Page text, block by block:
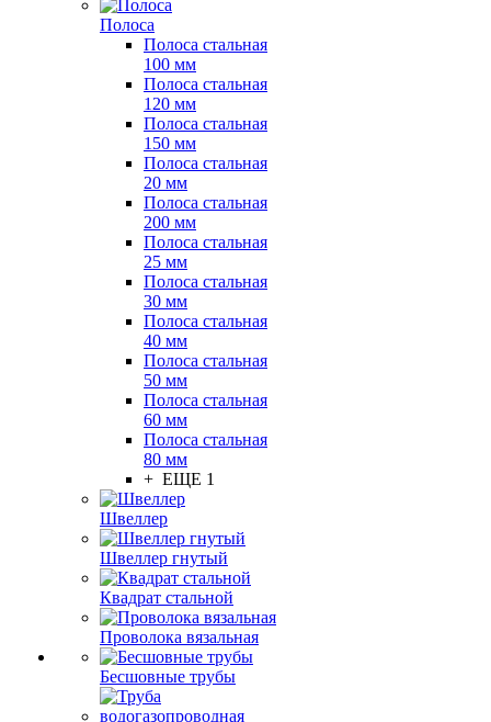
Полоса
Полоса стальная
100 мм
Полоса стальная
120 мм
Полоса стальная
150 мм
Полоса стальная
20 мм
Полоса стальная
200 мм
Полоса стальная
25 мм
Полоса стальная
30 мм
Полоса стальная
40 мм
Полоса стальная
50 мм
Полоса стальная
60 мм
Полоса стальная
80 мм
+ ЕЩЕ 1
Швеллер
Швеллер гнутый
Квадрат стальной
Проволока вязальная
Бесшовные трубы